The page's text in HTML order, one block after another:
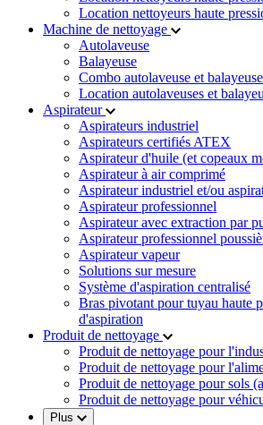
Location nettoyeurs haute
Machine de nettoyage
Autolaveuse
Balayeuse
Combo autolaveuse et balayeuse
Location autolaveuses et
Aspirateur
Aspirateurs industriel
Aspirateurs certifiés ATEX
Aspirateur d'huile (et copeaux
Aspirateur à air comprimé
Aspirateur industriel et/ou
Aspirateur professionnel
Aspirateur avec extraction par
Aspirateur professionnel
Aspirateur vapeur
Solutions sur mesure
Système d'aspiration centralisé
Bras pivotant pour tuyau haute
d'aspiration
Produit de nettoyage
Produit de nettoyage pour
Produit de nettoyage pour
Produit de nettoyage pour sols
Produit de nettoyage pour
Plus